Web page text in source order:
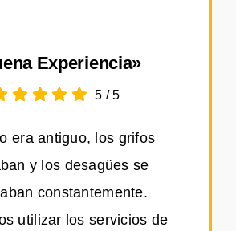
Experiencia»
5 /5
era antiguo, los grifos
y los desagües se
constantemente.
utilizar los servicios de